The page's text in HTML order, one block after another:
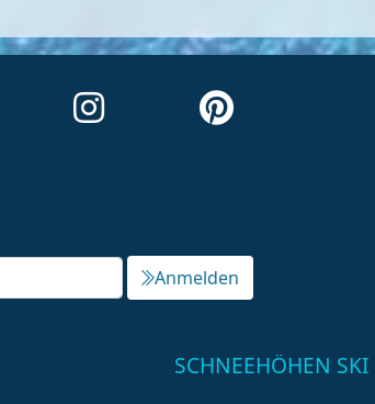
Anmelden
SCHNEEHÖHEN SKI